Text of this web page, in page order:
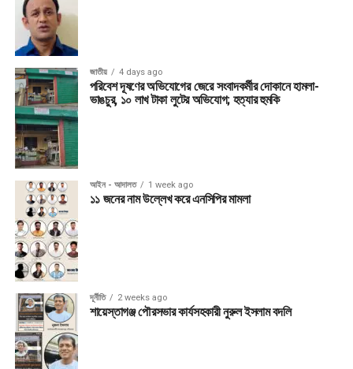
জাতীয় 4 days ago
পরিবেশ দূষণের অভিযোগের জেরে সংবাদকর্মীর দোকানে হামলা-
ভাঙচুর, ১০ লাখ টাকা লুটের অভিযোগ; হত্যার হুমকি
আইন - আদালত 1 week ago
১১ জনের নাম উল্লেখ করে এনসিপির মামলা
দূর্নীতি 2 weeks ago
শায়েস্তাগঞ্জ পৌরসভার কার্যসহকারী নুরুল ইসলাম বদলি